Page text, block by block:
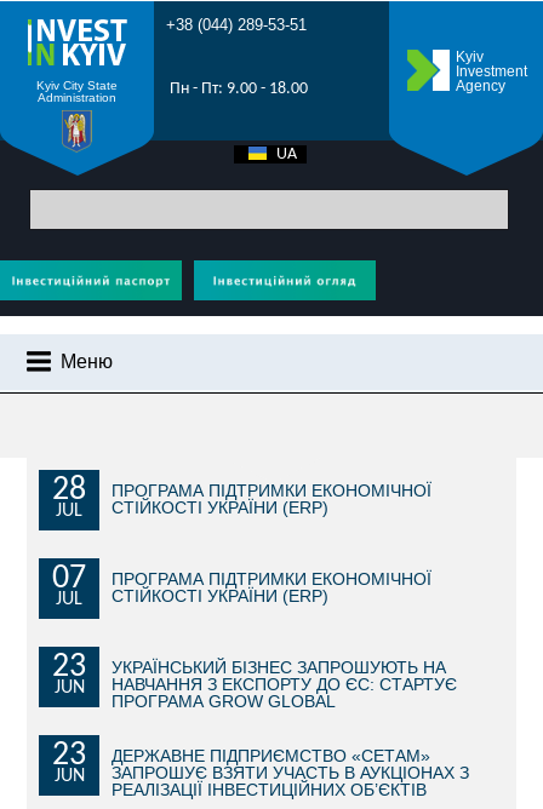
Kyiv City State
Administration
+38 (044) 289-53-51
Пн - Пт: 9.00 - 18.00
Kyiv
Investment
Agency
UA
Меню
СТАТИ ІНВЕСТОРОМ
ГІД ДЛЯ ІНВЕСТОРІВ
ІНВЕСТИЦІЙНІ ПРОПОЗИЦІЇ
Головна> Новини міста
> Стартує відбір громад для участі в Ukraine
28
JUL
ПРОГРАМА ПІДТРИМКИ ЕКОНОМІЧНОЇ
СТІЙКОСТІ УКРАЇНИ (ERP)
07
JUL
ПРОГРАМА ПІДТРИМКИ ЕКОНОМІЧНОЇ
СТІЙКОСТІ УКРАЇНИ (ERP)
23
JUN
УКРАЇНСЬКИЙ БІЗНЕС ЗАПРОШУЮТЬ НА
НАВЧАННЯ З ЕКСПОРТУ ДО ЄС: СТАРТУЄ
ПРОГРАМА GROW GLOBAL
23
JUN
ДЕРЖАВНЕ ПІДПРИЄМСТВО «СЕТАМ»
ЗАПРОШУЄ ВЗЯТИ УЧАСТЬ В АУКЦІОНАХ З
РЕАЛІЗАЦІЇ ІНВЕСТИЦІЙНИХ ОБ’ЄКТІВ